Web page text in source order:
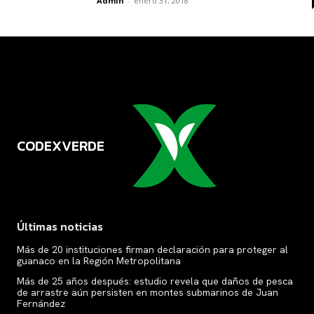
CODEXVERDE
Últimas noticias
Más de 20 instituciones firman declaración para proteger al
guanaco en la Región Metropolitana
Más de 25 años después: estudio revela que daños de pesca
de arrastre aún persisten en montes submarinos de Juan
Fernández